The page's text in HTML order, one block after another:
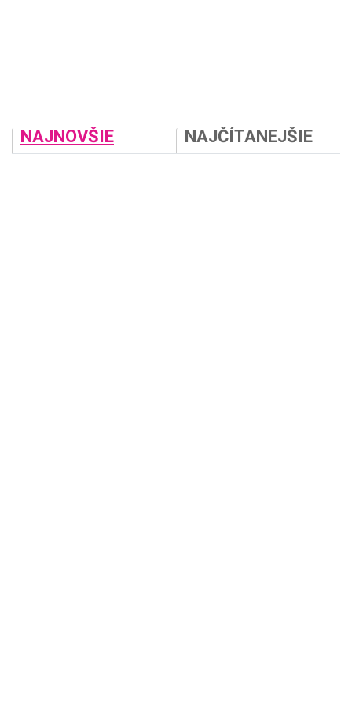
NAJNOVŠIE NAJČÍTANEJŠIE